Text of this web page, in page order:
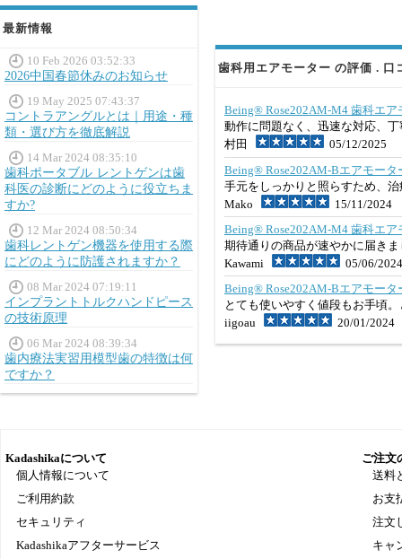
最新情報
10 Feb 2026 03:52:33
2026中国春節休みのお知らせ
19 May 2025 07:43:37
コントラアングルとは｜用途・種
類・選び方を徹底解説
14 Mar 2024 08:35:10
歯科ポータブル レントゲンは歯
科医の診断にどのように役立ちま
すか?
12 Mar 2024 08:50:34
歯科レントゲン機器を使用する際
にどのように防護されますか？
08 Mar 2024 07:19:11
インプラントトルクハンドピース
の技術原理
06 Mar 2024 08:39:34
歯内療法実習用模型歯の特徴は何
ですか？
歯科用エアモーター の評価 . 口
Being® Rose202AM-M4 歯科エ
動作に問題なく、迅速な対応、
村田
05/12/2025
Being® Rose202AM-Bエアモー
手元をしっかりと照らすため、
Mako
15/11/2024
Being® Rose202AM-M4 歯科エ
期待通りの商品が速やかに届き
Kawami
05/06/2024
Being® Rose202AM-Bエアモー
とても使いやすく値段もお手頃
iigoau
20/01/2024
Kadashikaについて
個人情報について
ご利用約款
セキュリティ
Kadashikaアフターサービス
ご注文
送料
お支
注文
キャ